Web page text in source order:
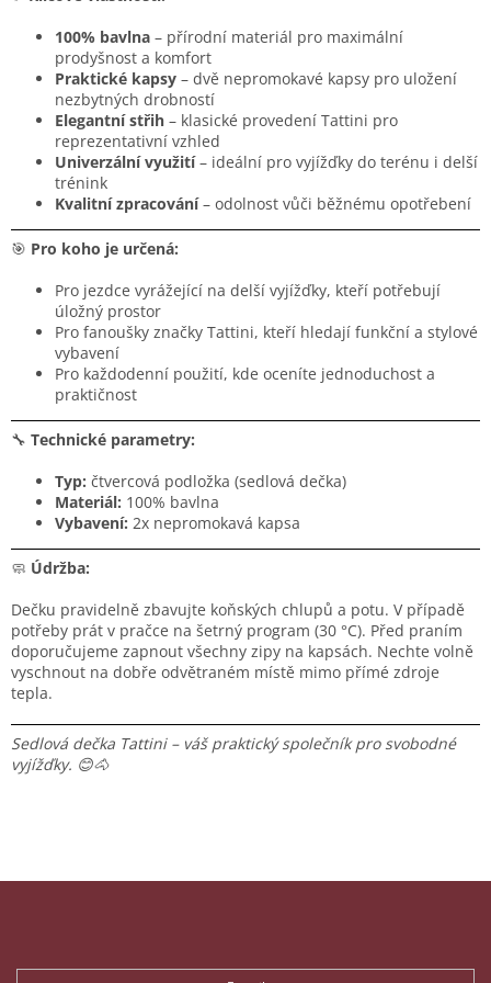
100% bavlna – přírodní materiál pro maximální
prodyšnost a komfort
Praktické kapsy – dvě nepromokavé kapsy pro uložení
nezbytných drobností
Elegantní střih – klasické provedení Tattini pro
reprezentativní vzhled
Univerzální využití – ideální pro vyjížďky do terénu i delší
trénink
Kvalitní zpracování – odolnost vůči běžnému opotřebení
🎯 Pro koho je určená:
Pro jezdce vyrážející na delší vyjížďky, kteří potřebují
úložný prostor
Pro fanoušky značky Tattini, kteří hledají funkční a stylové
vybavení
Pro každodenní použití, kde oceníte jednoduchost a
praktičnost
🔧 Technické parametry:
Typ: čtvercová podložka (sedlová dečka)
Materiál: 100% bavlna
Vybavení: 2x nepromokavá kapsa
🧼 Údržba:
Dečku pravidelně zbavujte koňských chlupů a potu. V případě
potřeby prát v pračce na šetrný program (30 °C). Před praním
doporučujeme zapnout všechny zipy na kapsách. Nechte volně
vyschnout na dobře odvětraném místě mimo přímé zdroje
tepla.
Sedlová dečka Tattini – váš praktický společník pro svobodné
vyjížďky. 😊🐴
Z